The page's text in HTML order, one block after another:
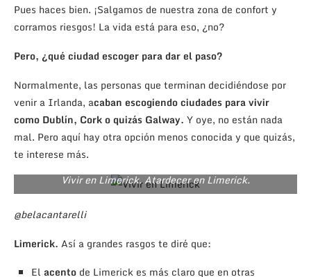
Pues haces bien. ¡Salgamos de nuestra zona de confort y
corramos riesgos! La vida está para eso, ¿no?
Pero, ¿qué ciudad escoger para dar el paso?
Normalmente, las personas que terminan decidiéndose por
venir a Irlanda, acaban escogiendo ciudades para vivir
como Dublín, Cork o quizás Galway. Y oye, no están nada
mal. Pero aquí hay otra opción menos conocida y que quizás,
te interese más.
Vivir en Limerick. Atardecer en Limerick.
@belacantarelli
Limerick. Así a grandes rasgos te diré que:
El acento de Limerick es más claro que en otras